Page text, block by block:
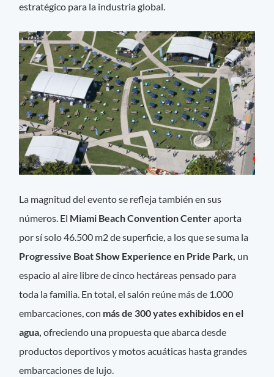
estratégico para la industria global.
La magnitud del evento se refleja también en sus
números. El Miami Beach Convention Centeraporta
por sí solo 46.500 m2 de superficie, a los que se suma la
Progressive Boat Show Experience en Pride Park, un
espacio al aire libre de cinco hectáreas pensado para
toda la familia. En total, el salón reúne más de 1.000
embarcaciones, con más de 300 yates exhibidos en el
agua, ofreciendo una propuesta que abarca desde
productos deportivos y motos acuáticas hasta grandes
embarcaciones de lujo.